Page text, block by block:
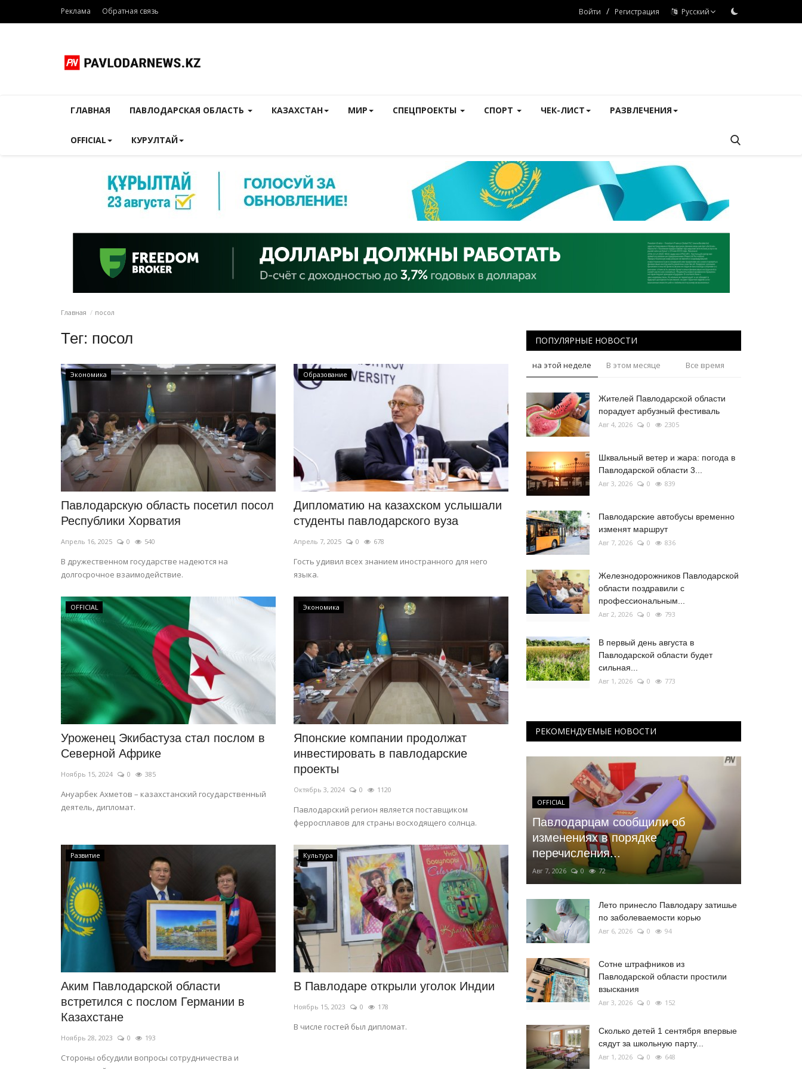
Реклама Обратная связь Войти / Регистрация Русский
ГЛАВНАЯ ПАВЛОДАРСКАЯ ОБЛАСТЬ КАЗАХСТАН МИР СПЕЦПРОЕКТЫ СПОРТ ЧЕК-ЛИСТ РАЗВЛЕЧЕНИЯ
OFFICIAL КУРУЛТАЙ
Главная посол
Тег: посол
Экономика
Павлодарскую область посетил посол
Республики Хорватия
Апрель 16, 2025 0 540
В дружественном государстве надеются на
долгосрочное взаимодействие.
Образование
Дипломатию на казахском услышали
студенты павлодарского вуза
Апрель 7, 2025 0 678
Гость удивил всех знанием иностранного для него
языка.
OFFICIAL
Уроженец Экибастуза стал послом в
Северной Африке
Ноябрь 15, 2024 0 385
Ануарбек Ахметов – казахстанский государственный
деятель, дипломат.
Экономика
Японские компании продолжат
инвестировать в павлодарские
проекты
Октябрь 3, 2024 0 1120
Павлодарский регион является поставщиком
ферросплавов для страны восходящего солнца.
Развитие
Аким Павлодарской области
встретился с послом Германии в
Казахстане
Ноябрь 28, 2023 0 193
Стороны обсудили вопросы сотрудничества и
Культура
В Павлодаре открыли уголок Индии
Ноябрь 15, 2023 0 178
В числе гостей был дипломат.
ПОПУЛЯРНЫЕ НОВОСТИ
на этой неделе В этом месяце Все время
Жителей Павлодарской области
порадует арбузный фестиваль
Авг 4, 2026 0 2305
Шквальный ветер и жара: погода в
Павлодарской области 3...
Авг 3, 2026 0 839
Павлодарские автобусы временно
изменят маршрут
Авг 7, 2026 0 836
Железнодорожников Павлодарской
области поздравили с
профессиональным...
Авг 2, 2026 0 793
В первый день августа в
Павлодарской области будет
сильная...
Авг 1, 2026 0 773
РЕКОМЕНДУЕМЫЕ НОВОСТИ
OFFICIAL
Павлодарцам сообщили об
изменениях в порядке
перечисления...
Авг 7, 2026 0 72
Лето принесло Павлодару затишье
по заболеваемости корью
Авг 6, 2026 0 94
Сотне штрафников из
Павлодарской области простили
взыскания
Авг 3, 2026 0 152
Сколько детей 1 сентября впервые
сядут за школьную парту...
Авг 1, 2026 0 648